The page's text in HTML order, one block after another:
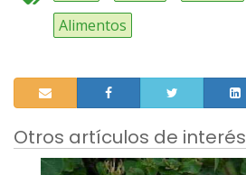
Alimentos
Otros artículos de interés